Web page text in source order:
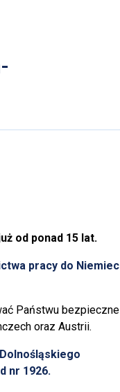
od ponad 15 lat.
pracy do Niemiec
Państwu bezpieczne
oraz Austrii.
nr 1926.